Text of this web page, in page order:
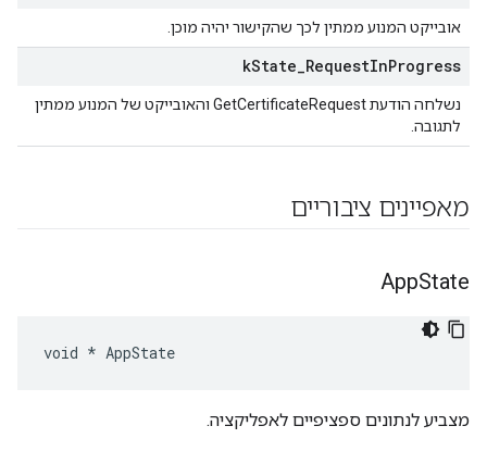
אובייקט המנוע ממתין לכך שהקישור יהיה מוכן.
kState RequestInProgress
נשלחה הודעת GetCertificateRequest והאובייקט של המנוע ממתין
לתגובה.
מאפיינים ציבוריים
AppState
void * AppState
מצביע לנתונים ספציפיים לאפליקציה.